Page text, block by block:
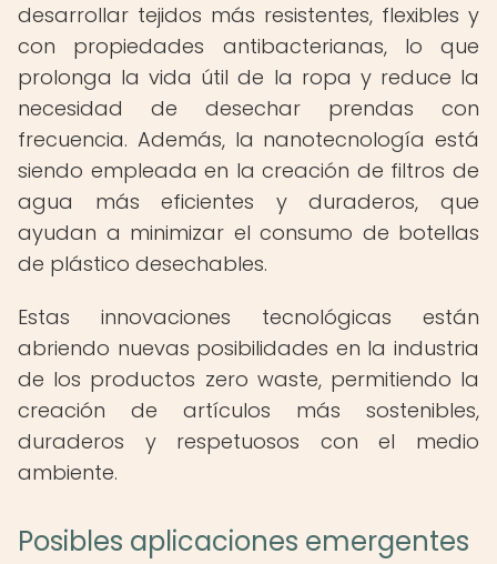
desarrollar tejidos más resistentes, flexibles y
con propiedades antibacterianas, lo que
prolonga la vida útil de la ropa y reduce la
necesidad de desechar prendas con
frecuencia. Además, la nanotecnología está
siendo empleada en la creación de filtros de
agua más eficientes y duraderos, que
ayudan a minimizar el consumo de botellas
de plástico desechables.
Estas innovaciones tecnológicas están
abriendo nuevas posibilidades en la industria
de los productos zero waste, permitiendo la
creación de artículos más sostenibles,
duraderos y respetuosos con el medio
ambiente.
Posibles aplicaciones emergentes